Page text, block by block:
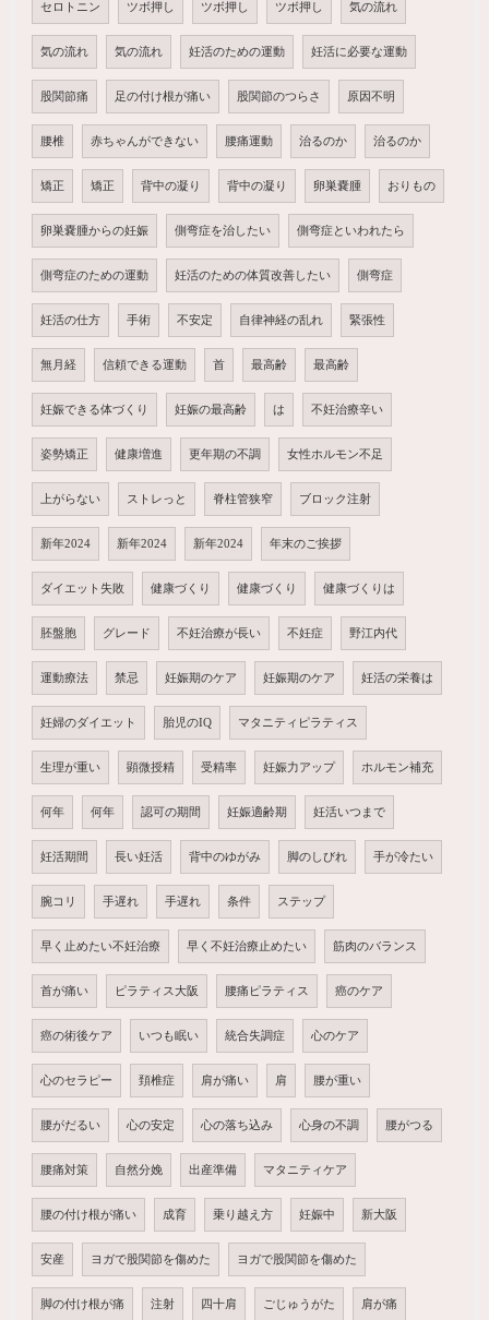
セロトニン ツボ押し ツボ押し ツボ押し 気の流れ
気の流れ 気の流れ 妊活のための運動 妊活に必要な運動
股関節痛 足の付け根が痛い 股関節のつらさ 原因不明
腰椎 赤ちゃんができない 腰痛運動 治るのか 治るのか
矯正 矯正 背中の凝り 背中の凝り 卵巣嚢腫 おりもの
卵巣嚢腫からの妊娠 側弯症を治したい 側弯症といわれたら
側弯症のための運動 妊活のための体質改善したい 側弯症
妊活の仕方 手術 不安定 自律神経の乱れ 緊張性
無月経 信頼できる運動 首 最高齢 最高齢
妊娠できる体づくり 妊娠の最高齢 は 不妊治療辛い
姿勢矯正 健康増進 更年期の不調 女性ホルモン不足
上がらない ストレっと 脊柱管狭窄 ブロック注射
新年2024 新年2024 新年2024 年末のご挨拶
ダイエット失敗 健康づくり 健康づくり 健康づくりは
胚盤胞 グレード 不妊治療が長い 不妊症 野江内代
運動療法 禁忌 妊娠期のケア 妊娠期のケア 妊活の栄養は
妊婦のダイエット 胎児のIQ マタニティピラティス
生理が重い 顕微授精 受精率 妊娠力アップ ホルモン補充
何年 何年 認可の期間 妊娠適齢期 妊活いつまで
妊活期間 長い妊活 背中のゆがみ 脚のしびれ 手が冷たい
腕コリ 手遅れ 手遅れ 条件 ステップ
早く止めたい不妊治療 早く不妊治療止めたい 筋肉のバランス
首が痛い ピラティス大阪 腰痛ピラティス 癌のケア
癌の術後ケア いつも眠い 統合失調症 心のケア
心のセラピー 頚椎症 肩が痛い 肩 腰が重い
腰がだるい 心の安定 心の落ち込み 心身の不調 腰がつる
腰痛対策 自然分娩 出産準備 マタニティケア
腰の付け根が痛い 成育 乗り越え方 妊娠中 新大阪
安産 ヨガで股関節を傷めた ヨガで股関節を傷めた
脚の付け根が痛 注射 四十肩 ごじゅうがた 肩が痛